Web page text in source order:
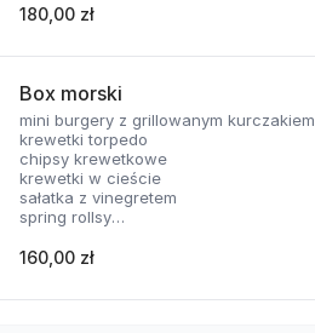
skrzydełka panierowane
180,00 zł
Box morski
mini burgery z grillowanym kurczakiem
krewetki torpedo
chipsy krewetkowe
krewetki w cieście
sałatka z vinegretem
spring rollsy
160,00 zł